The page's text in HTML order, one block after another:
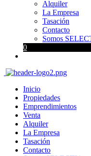
Alquiler
La Empresa
Tasación
Contacto
Somos
0
Inicio
Propiedades
Emprendimientos
Venta
Alquiler
La Empresa
Tasación
Contacto